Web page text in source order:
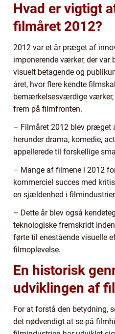
Hvad er vigtigt
filmåret 2012?
2012 var et år præget af
imponerende værker, der var
visuelt betagende og
året, hvor flere kendte
bemærkelsesværdige værker,
frem på filmfronten.
– Filmåret 2012 blev præget
herunder drama, komedie,
appellerede til forskellige
– Mange af filmene i 2012
kommerciel succes med
en sjældenhed i
– Dette år blev også
teknologiske fremskridt
førte til enestående visuelle
filmoplevelse.
En historisk
udviklingen af
For at forstå den betydning,
det nødvendigt at se på